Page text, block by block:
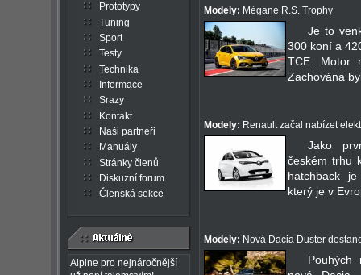
Prototypy
Tuning
Sport
Testy
Technika
Informace
Srazy
Kontakt
Naši partneři
Manuály
Stránky členů
Diskuzní forum
Členská sekce
Alpine pro nejnáročnější
Modely: Mégane R.S. Trophy
Je to
300 koní a
TCE. Motor
Zachována
Modely: Renault začal nabízet
Jako
českém trhu
hatchback
který je v
Modely: Nová Dacia Duster